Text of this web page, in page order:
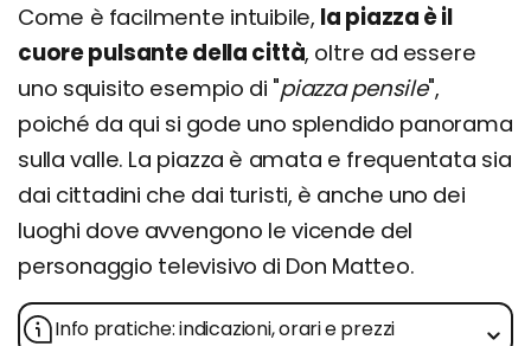
Come è facilmente intuibile, la piazza è il
cuore pulsante della città, oltre ad essere
uno squisito esempio di "piazza pensile",
poiché da qui si gode uno splendido panorama
sulla valle. La piazza è amata e frequentata sia
dai cittadini che dai turisti, è anche uno dei
luoghi dove avvengono le vicende del
personaggio televisivo di Don Matteo.
Info pratiche: indicazioni, orari e prezzi